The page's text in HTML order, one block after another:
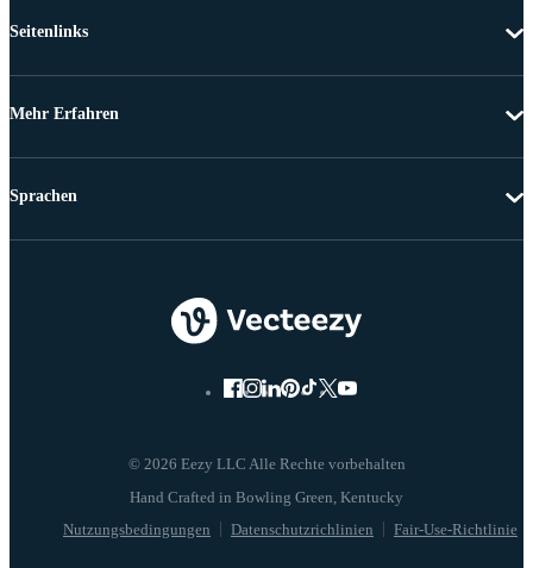
Seitenlinks
Mehr Erfahren
© 2026 Eezy LLC Alle Rechte vorbehalten
Nutzungsbedingungen Datenschutzrichlinien Fair-Use-Richtlinie
Sprachen